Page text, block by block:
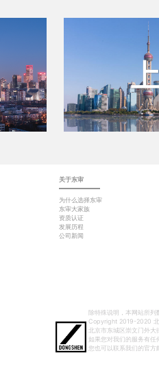
关于东审
为什么选择东审
东审大家族
资质认证
发展历程
公司新闻
除特殊说明，本网站所列
Copyright 2019-2020
北京市东城区崇文门外大
如果您对我们的服务有
您也可以联系我们的官